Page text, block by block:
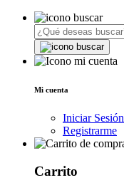
Mi cuenta
Iniciar Sesión
Registrarme
Carrito